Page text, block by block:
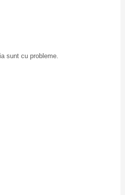
sunt cu probleme.